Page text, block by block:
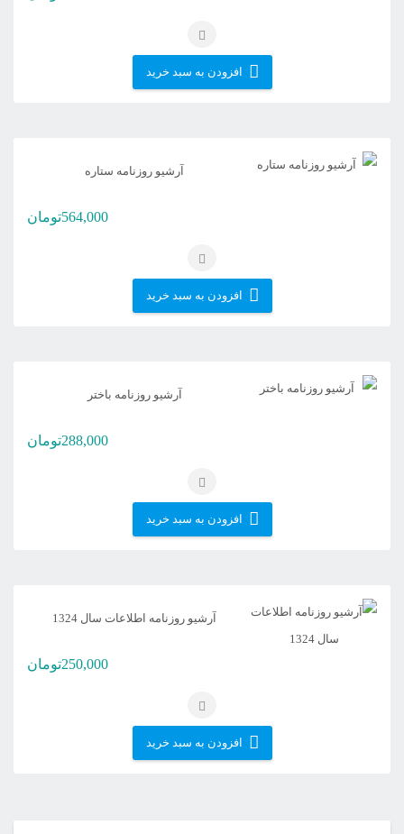
افزودن به سبد خرید
آرشیو روزنامه ستاره
564,000تومان
افزودن به سبد خرید
آرشیو روزنامه باختر
288,000تومان
افزودن به سبد خرید
آرشیو روزنامه اطلاعات سال 1324
250,000تومان
افزودن به سبد خرید